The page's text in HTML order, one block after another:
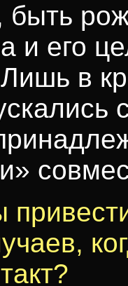
быть
и его
в